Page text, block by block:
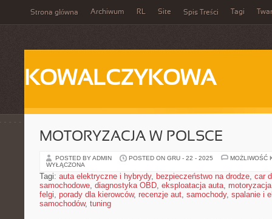
Strona główna Archiwum RL Site Spis Treści Tagi
KOWALCZYKOWA
MOTORYZACJA W POLSCE
POSTED BY ADMIN POSTED ON GRU - 22 - 2025
MOŻLIWOŚĆ
WYŁĄCZONA
Tagi: auta elektryczne i hybrydy, bezpieczeństwo na drodze, car
samochodowe, diagnostyka OBD, eksploatacja auta, motoryzacja
felgi, porady dla kierowców, recenzje aut, samochody, spalanie i
samochodów, tuning